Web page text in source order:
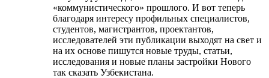
«коммунистического» прошлого. И вот теперь
благодаря интересу профильных специалистов,
студентов, магистрантов, проектантов,
исследователей эти публикации выходят на свет и
на их основе пишутся новые труды, статьи,
исследования и новые планы застройки Нового
так сказать Узбекистана.